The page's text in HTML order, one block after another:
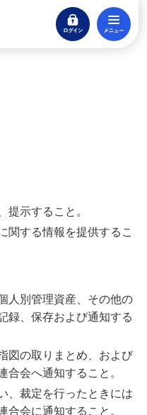
ログイン
閉じる
続き
換
提示すること。
関する情報を提供するこ
人別管理資産、その他の
録、保存および通知する
図の取りまとめ、および
合会へ通知すること。
、裁定を行ったときには
合会に通知すること。